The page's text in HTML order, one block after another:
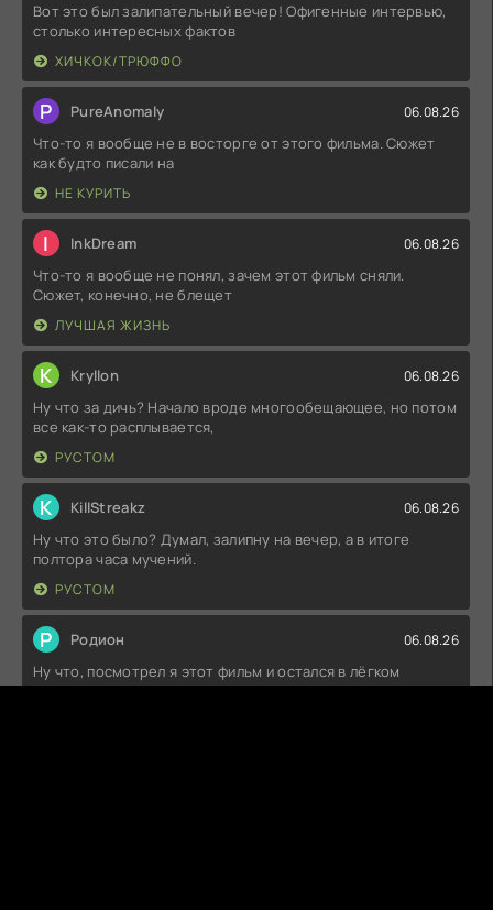
Вот это был залипательный вечер! Офигенные интервью,
столько интересных фактов
ХИЧКОК/ТРЮФФО
P PureAnomaly 06.08.26
Что-то я вообще не в восторге от этого фильма. Сюжет
как будто писали на
НЕ КУРИТЬ
I InkDream 06.08.26
Что-то я вообще не понял, зачем этот фильм сняли.
Сюжет, конечно, не блещет
ЛУЧШАЯ ЖИЗНЬ
K Kryllon 06.08.26
Ну что за дичь? Начало вроде многообещающее, но потом
все как-то расплывается,
РУСТОМ
K KillStreakz 06.08.26
Ну что это было? Думал, залипну на вечер, а в итоге
полтора часа мучений.
РУСТОМ
Р Родион 06.08.26
Ну что, посмотрел я этот фильм и остался в лёгком
недоумении. Сюжет вроде как